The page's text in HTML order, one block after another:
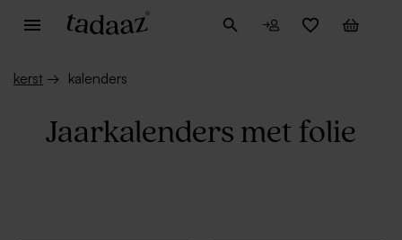
kerst → kalenders
Jaarkalenders met folie